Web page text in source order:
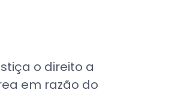
o direito a
em razão do